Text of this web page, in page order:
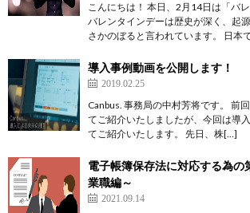
こんにちは！ 本日、2月14日は「バ
バレンタインデーは歴史が深く、起
さかのぼると言われています。 日本
導入事例動画を公開します！
2019.02.25
Canbus. 事務局の中村芳将です。 前
てご紹介いたしましたが、今回は導
てご紹介いたします。 先日、株[…]
電子帳簿保存法に対応する為の
業職編～
2021.09.14